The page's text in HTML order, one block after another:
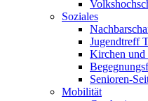
Soziales
Jugendtreff
Kirchen und
Senioren-
Mobilität